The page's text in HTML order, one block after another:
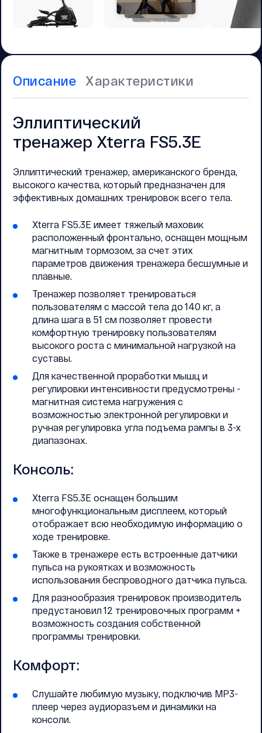
Описание Характеристики
Эллиптический
тренажер Xterra FS5.3E
Эллиптический тренажер, американского бренда,
высокого качества, который предназначен для
эффективных домашних тренировок всего тела.
Xterra FS5.3E имеет тяжелый маховик
расположенный фронтально, оснащен мощным
магнитным тормозом, за счет этих
параметров движения тренажера бесшумные и
плавные.
Тренажер позволяет тренироваться
пользователям с массой тела до 140 кг, а
длина шага в 51 см позволяет провести
комфортную тренировку пользователям
высокого роста с минимальной нагрузкой на
суставы.
Для качественной проработки мышц и
регулировки интенсивности предусмотрены -
магнитная система нагружения с
возможностью электронной регулировки и
ручная регулировка угла подъема рампы в 3-х
диапазонах.
Консоль:
Xterra FS5.3E оснащен большим
многофункциональным дисплеем, который
отображает всю необходимую информацию о
ходе тренировке.
Также в тренажере есть встроенные датчики
пульса на рукоятках и возможность
использования беспроводного датчика пульса.
Для разнообразия тренировок производитель
предустановил 12 тренировочных программ +
возможность создания собственной
программы тренировки.
Комфорт:
Слушайте любимую музыку, подключив MP3-
плеер через аудиоразъем и динамики на
консоли.